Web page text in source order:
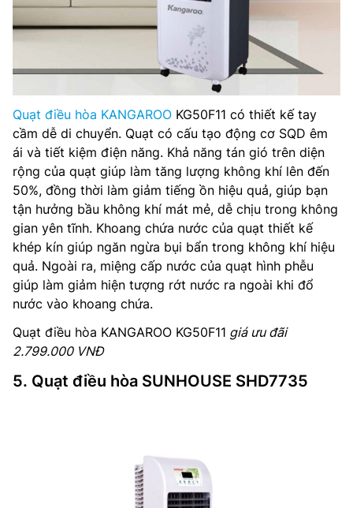
Quạt điều hòa KANGAROO KG50F11 có thiết kế tay
cầm dễ di chuyển. Quạt có cấu tạo động cơ SQD êm
ái và tiết kiệm điện năng. Khả năng tán gió trên diện
rộng của quạt giúp làm tăng lượng không khí lên đến
50%, đồng thời làm giảm tiếng ồn hiệu quả, giúp bạn
tận hưởng bầu không khí mát mẻ, dễ chịu trong không
gian yên tĩnh. Khoang chứa nước của quạt thiết kế
khép kín giúp ngăn ngừa bụi bẩn trong không khí hiệu
quả. Ngoài ra, miệng cấp nước của quạt hình phễu
giúp làm giảm hiện tượng rớt nước ra ngoài khi đổ
nước vào khoang chứa.
Quạt điều hòa KANGAROO KG50F11 giá ưu đãi
2.799.000 VNĐ
5. Quạt điều hòa SUNHOUSE SHD7735